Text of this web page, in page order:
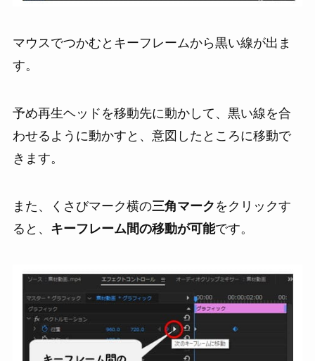
マウスでつかむとキーフレームから黒い線が出ま
す。
予め再生ヘッドを移動先に動かして、黒い線を合
わせるように動かすと、意図したところに移動で
きます。
また、くさびマーク横の三角マーク をクリックす
ると、 キーフレーム間の移動が可能です。